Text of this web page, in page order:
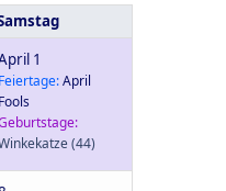
1
Feiertage:April
Fools
(44)